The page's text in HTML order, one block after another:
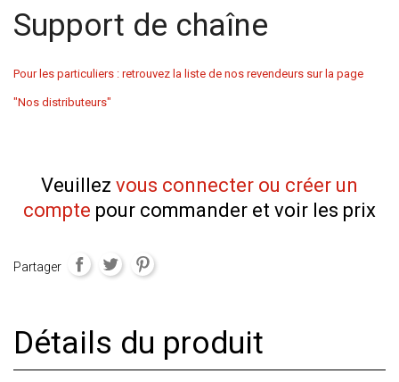
Support de chaîne
Pour les particuliers : retrouvez la liste de nos revendeurs sur la page
"Nos distributeurs"
Veuillez vous connecter ou créer un
compte pour commander et voir les prix
Partager
Détails du produit